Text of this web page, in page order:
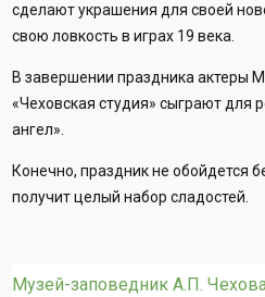
сделают украшения для своей
свою ловкость в играх 19 века.
В завершении праздника актеры
«Чеховская студия» сыграют для
ангел».
Конечно, праздник не обойдется
получит целый набор сладостей.
Музей-заповедник А.П.